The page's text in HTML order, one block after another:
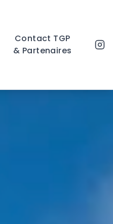
Contact TGP
& Partenaires